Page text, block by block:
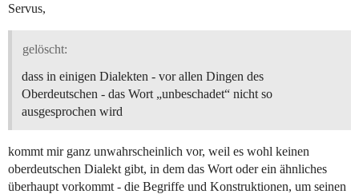
Servus,
gelöscht:
dass in einigen Dialekten - vor allen Dingen des
Oberdeutschen - das Wort „unbeschadet“ nicht so
ausgesprochen wird
kommt mir ganz unwahrscheinlich vor, weil es wohl keinen
oberdeutschen Dialekt gibt, in dem das Wort oder ein ähnliches
überhaupt vorkommt - die Begriffe und Konstruktionen, um seinen